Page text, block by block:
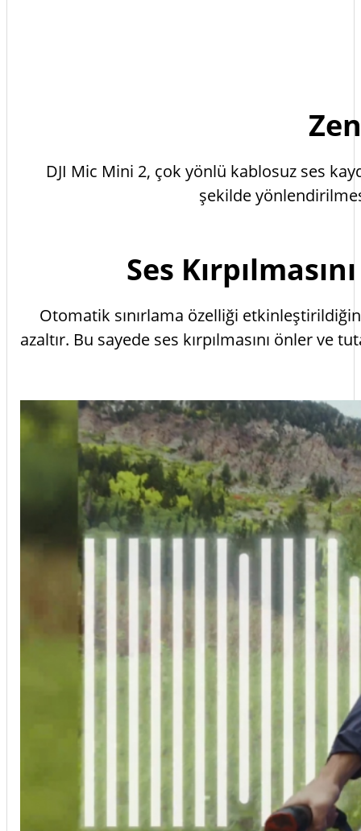
DJI Mic Mini 2, çok yönlü kablosuz ses
şekilde
Ses
Otomatik sınırlama özelliği
azaltır. Bu sayede ses kırpılmasını önler